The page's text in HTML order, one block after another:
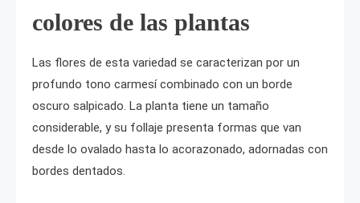
colores de las plantas
Las flores de esta variedad se caracterizan por un
profundo tono carmesí combinado con un borde
oscuro salpicado. La planta tiene un tamaño
considerable, y su follaje presenta formas que van
desde lo ovalado hasta lo acorazonado, adornadas con
bordes dentados.